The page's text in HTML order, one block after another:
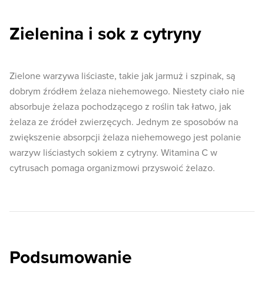
Zielenina i sok z cytryny
Zielone warzywa liściaste, takie jak jarmuż i szpinak, są
dobrym źródłem żelaza niehemowego. Niestety ciało nie
absorbuje żelaza pochodzącego z roślin tak łatwo, jak
żelaza ze źródeł zwierzęcych. Jednym ze sposobów na
zwiększenie absorpcji żelaza niehemowego jest polanie
warzyw liściastych sokiem z cytryny. Witamina C w
cytrusach pomaga organizmowi przyswoić żelazo.
Podsumowanie